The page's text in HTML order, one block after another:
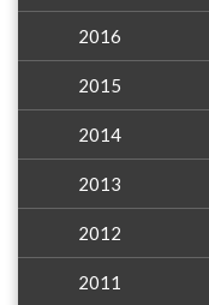
2016
2015
2014
2013
2012
2011